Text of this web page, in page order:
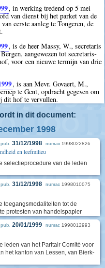
, in werking tredend op 5 mei
van dienst bij het parket van de
eerste aanleg te Tongeren, de
, is de heer Massy, W., secretaris
aangewezen tot secretaris-
voor een nieuwe termijn van drie
, is aan Mevr. Govaert, M.,
te Gent, opdracht gegeven om
dit hof te vervullen.
in dit document:
1998
pub. 31/12/1998 numac 1998022826
en leefmilieu
selectieprocedure van de leden
pub. 31/12/1998 numac 1998010075
toegangsmodaliteiten tot de
protesten van handelspapier
pub. 20/01/1999 numac 1998012993
leden van het Paritair Comité voor
het kanton van Lessen, van Bierk-